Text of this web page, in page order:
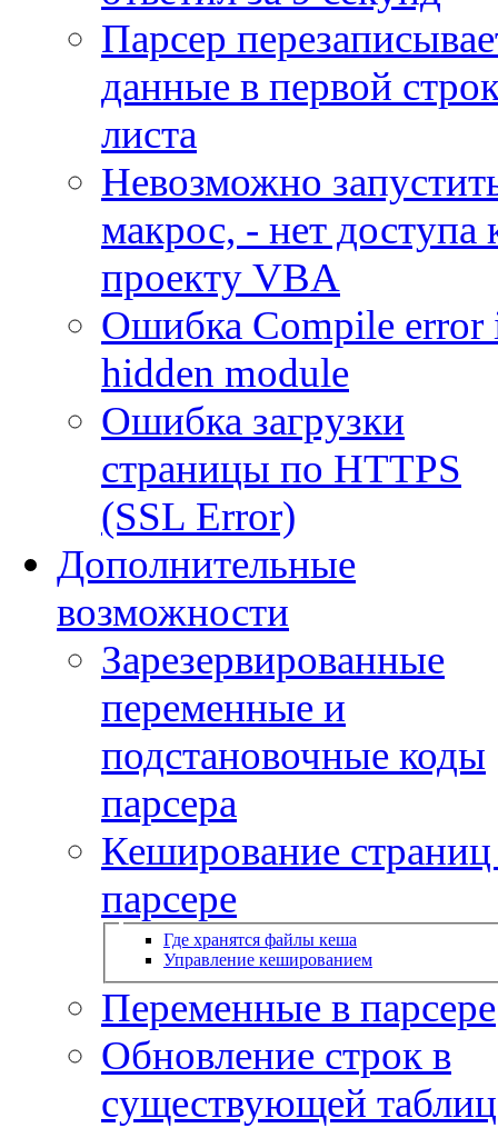
Парсер
данные в первой
листа
Невозможно
макрос, - нет доступа
проекту VBA
Ошибка Compile error
hidden module
Ошибка загрузки
страницы по HTTPS
(SSL Error)
Дополнительные
возможности
Зарезервированные
переменные и
подстановочные коды
парсера
Кеширование страниц
парсере
Где хранятся файлы кеша
Управление кешированием
Переменные в парсере
Обновление строк в
существующей